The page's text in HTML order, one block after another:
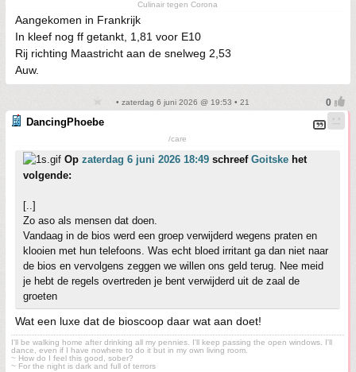
Culinair tegen Corona
Aangekomen in Frankrijk
In kleef nog ff getankt, 1,81 voor E10
Rij richting Maastricht aan de snelweg 2,53
Auw.
• zaterdag 6 juni 2026 @ 19:53 • 21
DancingPhoebe
/care
Op zaterdag 6 juni 2026 18:49 schreef Goitske het
volgende:
[..]
Zo aso als mensen dat doen.
Vandaag in de bios werd een groep verwijderd wegens praten en
klooien met hun telefoons. Was echt bloed irritant ga dan niet naar
de bios en vervolgens zeggen we willen ons geld terug. Nee meid
je hebt de regels overtreden je bent verwijderd uit de zaal de
groeten
Wat een luxe dat de bioscoop daar wat aan doet!
I'll be walking home after drinking all my pennies. I'll keep passing the open windows. I'll
dance, even if I have nowhere to do it but in my own living room.
~ How do I feel this good, sober?
~ For the night is dark and full of terrors